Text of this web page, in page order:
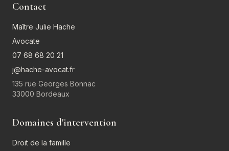
Contact
Maître Julie Hache
Avocate
07 68 68 20 21
j@hache-avocat.fr
135 rue Georges Bonnac
33000 Bordeaux
Domaines d'intervention
Droit de la famille